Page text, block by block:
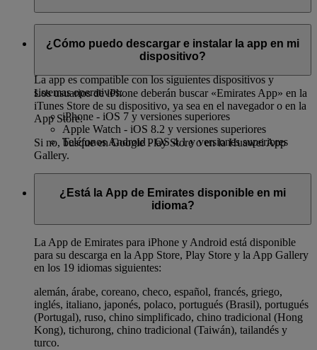
Android, en la App Store, en Google Play Store o en la
La app es compatible con los siguientes dispositivos y
sistemas operativos:
iPhone - iOS 7 y versiones superiores
Apple Watch - iOS 8.2 y versiones superiores
Teléfonos Android - OS 4.1 y versiones superiores
¿Cómo puedo descargar e instalar la app en mi
dispositivo?
Los usuarios de iPhone deberán buscar «Emirates App» en la
iTunes Store de su dispositivo, ya sea en el navegador o en la
App Store.
Si no, busque en Google Play Store o en la Huawei App
Gallery.
¿Está la App de Emirates disponible en mi
idioma?
La App de Emirates para iPhone y Android está disponible
para su descarga en la App Store, Play Store y la App Gallery
en los 19 idiomas siguientes:
alemán, árabe, coreano, checo, español, francés, griego,
inglés, italiano, japonés, polaco, portugués (Brasil), portugués
(Portugal), ruso, chino simplificado, chino tradicional (Hong
Kong), tichurong, chino tradicional (Taiwán), tailandés y
turco.